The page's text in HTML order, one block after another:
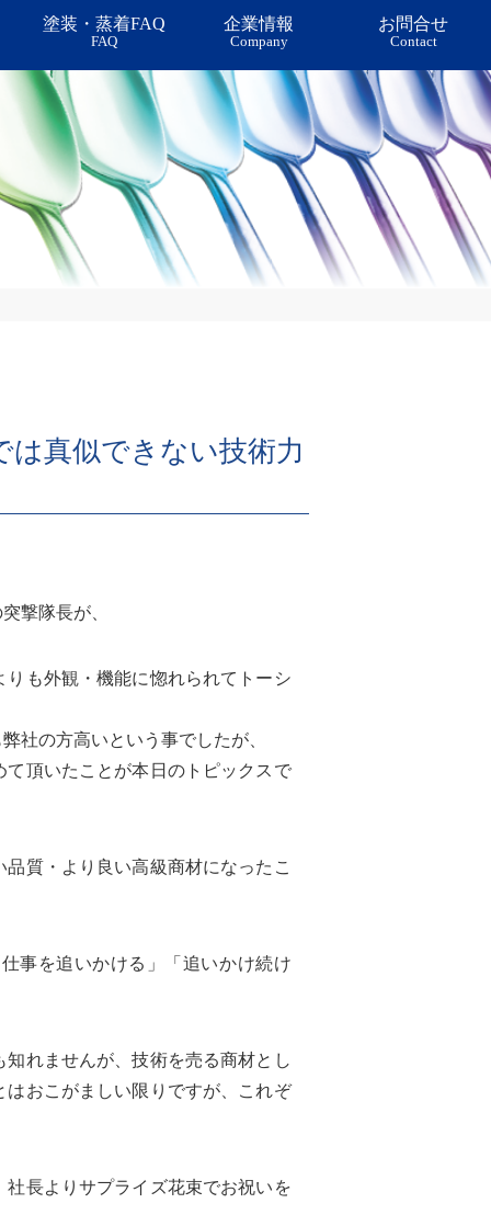
塗装・蒸着FAQ
FAQ
企業情報
Company
お問合せ
Contact
真似できない技術力
撃隊長が、
りも外観・機能に惚れられてトーシ
社の方高いという事でしたが、
頂いたことが本日のトピックスで
質・より良い高級商材になったこ
事を追いかける」「追いかけ続け
れませんが、技術を売る商材とし
おこがましい限りですが、これぞ
長よりサプライズ花束でお祝いを